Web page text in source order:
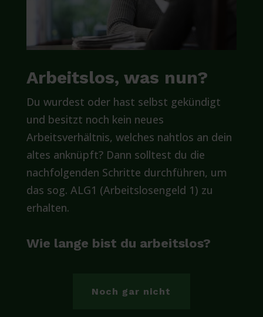
Arbeitslos, was nun?
Du wurdest oder hast selbst gekündigt
und besitzt noch kein neues
Arbeitsverhältnis, welches nahtlos an dein
altes anknüpft? Dann solltest du die
nachfolgenden Schritte durchführen, um
das sog. ALG1 (Arbeitslosengeld 1) zu
erhalten.
Wie lange bist du arbeitslos?
Noch gar nicht